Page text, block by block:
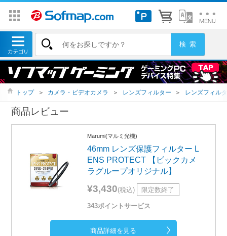
トップ ＞ カメラ・ビデオカメラ ＞ レンズフィルター ＞ レンズフィル
商品レビュー
Marumi(マルミ光機)
46mm レンズ保護フィルター L
ENS PROTECT 【ビックカメ
ラグループオリジナル】
¥3,430(税込) 限定数終了
343ポイントサービス
商品詳細を見る